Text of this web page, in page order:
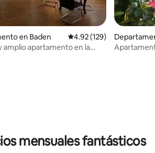
de 5; 128 evaluaciones
en Baden Calificación promedio:
4.92 (129)
amplio apartamento en la
mensuales fantásticos